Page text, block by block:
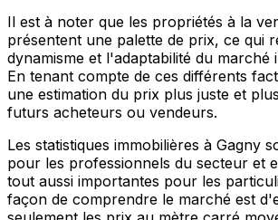
Il est à noter que les propriétés à la
présentent une palette de prix, ce qui
dynamisme et l'adaptabilité du marché
En tenant compte de ces différents
une estimation du prix plus juste et
futurs acheteurs ou vendeurs.
Les statistiques immobilières à Gagny
pour les professionnels du secteur et
tout aussi importantes pour les
façon de comprendre le marché est